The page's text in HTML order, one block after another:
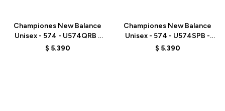
Championes New Balance
Unisex - 574 - U574QRB -
BLACK
$ 5.390
Championes New Balance
Unisex - 574 - U574SPB -
GREY/BLUE
$ 5.390